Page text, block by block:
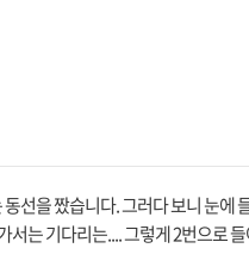
선을 짰습니다. 그러다 보니 눈에
는 기다리는.... 그렇게 2번으로